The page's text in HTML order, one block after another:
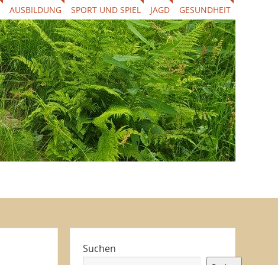
AUSBILDUNG SPORT UND SPIEL JAGD GESUNDHEIT
Suchen